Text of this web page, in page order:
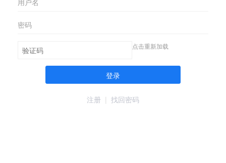
点击重新加载
登录
注册 | 找回密码